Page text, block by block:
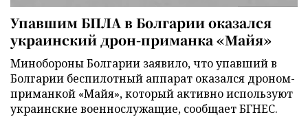
Упавшим БПЛА в Болгарии оказался
украинский дрон-приманка «Майя»
Минобороны Болгарии заявило, что упавший в
Болгарии беспилотный аппарат оказался дроном-
приманкой «Майя», который активно используют
украинские военнослужащие, сообщает БГНЕС.